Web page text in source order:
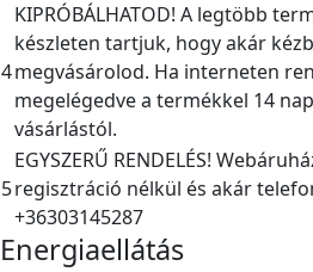
4
KIPRÓBÁLHATOD! A legtöbb
készleten tartjuk, hogy akár
megvásárolod. Ha interneten
megelégedve a termékkel 14
vásárlástól.
5
EGYSZERŰ RENDELÉS!
regisztráció nélkül és akár
+36303145287
Energiaellátás